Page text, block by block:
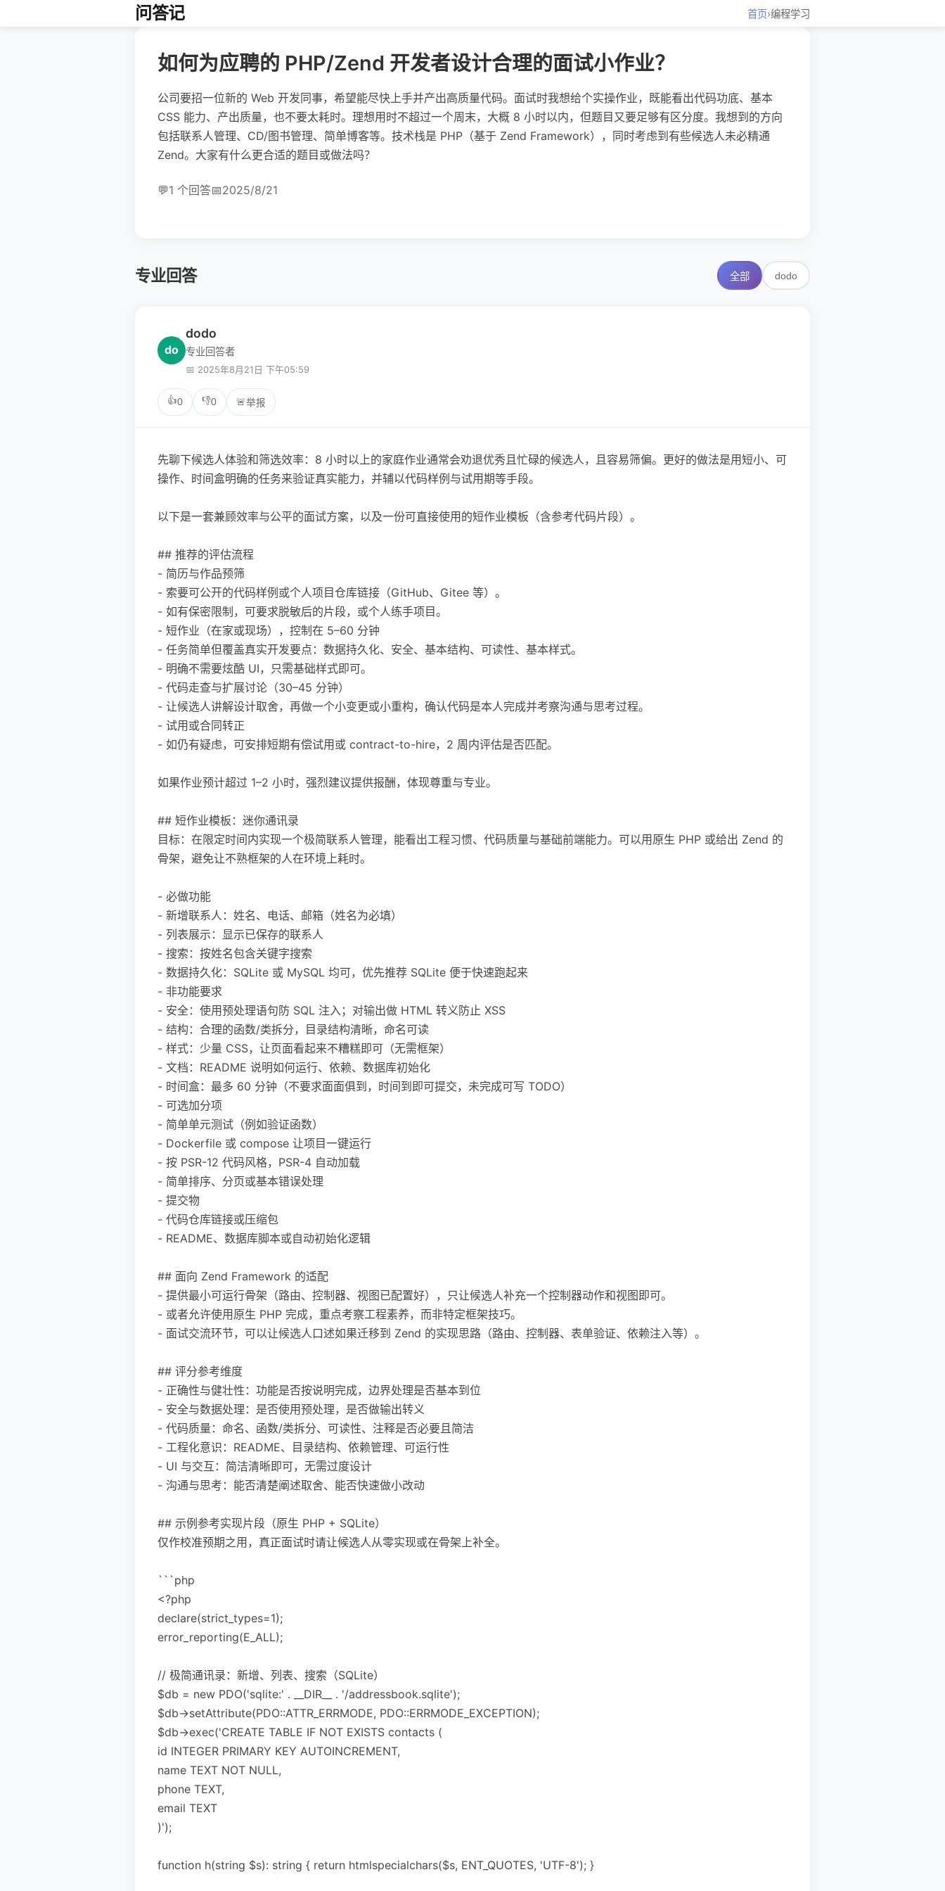
问答记 首页›编程学习
如何为应聘的 PHP/Zend 开发者设计合理的面试小作业？
公司要招一位新的 Web 开发同事，希望能尽快上手并产出高质量代码。面试时我想给个实操作业，既能看出代码功底、基本
CSS 能力、产出质量，也不要太耗时。理想用时不超过一个周末，大概 8 小时以内，但题目又要足够有区分度。我想到的方向
包括联系人管理、CD/图书管理、简单博客等。技术栈是 PHP（基于 Zend Framework），同时考虑到有些候选人未必精通
Zend。大家有什么更合适的题目或做法吗？
💬1 个回答📅2025/8/21
专业回答 全部 dodo
do
dodo
专业回答者
📅 2025年8月21日 下午05:59
👍0 👎0 🚨举报
先聊下候选人体验和筛选效率：8 小时以上的家庭作业通常会劝退优秀且忙碌的候选人，且容易筛偏。更好的做法是用短小、可
操作、时间盒明确的任务来验证真实能力，并辅以代码样例与试用期等手段。
以下是一套兼顾效率与公平的面试方案，以及一份可直接使用的短作业模板（含参考代码片段）。
## 推荐的评估流程
- 简历与作品预筛
- 索要可公开的代码样例或个人项目仓库链接（GitHub、Gitee 等）。
- 如有保密限制，可要求脱敏后的片段，或个人练手项目。
- 短作业（在家或现场），控制在 5–60 分钟
- 任务简单但覆盖真实开发要点：数据持久化、安全、基本结构、可读性、基本样式。
- 明确不需要炫酷 UI，只需基础样式即可。
- 代码走查与扩展讨论（30–45 分钟）
- 让候选人讲解设计取舍，再做一个小变更或小重构，确认代码是本人完成并考察沟通与思考过程。
- 试用或合同转正
- 如仍有疑虑，可安排短期有偿试用或 contract-to-hire，2 周内评估是否匹配。
如果作业预计超过 1–2 小时，强烈建议提供报酬，体现尊重与专业。
## 短作业模板：迷你通讯录
目标：在限定时间内实现一个极简联系人管理，能看出工程习惯、代码质量与基础前端能力。可以用原生 PHP 或给出 Zend 的
骨架，避免让不熟框架的人在环境上耗时。
- 必做功能
- 新增联系人：姓名、电话、邮箱（姓名为必填）
- 列表展示：显示已保存的联系人
- 搜索：按姓名包含关键字搜索
- 数据持久化：SQLite 或 MySQL 均可，优先推荐 SQLite 便于快速跑起来
- 非功能要求
- 安全：使用预处理语句防 SQL 注入；对输出做 HTML 转义防止 XSS
- 结构：合理的函数/类拆分，目录结构清晰，命名可读
- 样式：少量 CSS，让页面看起来不糟糕即可（无需框架）
- 文档：README 说明如何运行、依赖、数据库初始化
- 时间盒：最多 60 分钟（不要求面面俱到，时间到即可提交，未完成可写 TODO）
- 可选加分项
- 简单单元测试（例如验证函数）
- Dockerfile 或 compose 让项目一键运行
- 按 PSR-12 代码风格，PSR-4 自动加载
- 简单排序、分页或基本错误处理
- 提交物
- 代码仓库链接或压缩包
- README、数据库脚本或自动初始化逻辑
## 面向 Zend Framework 的适配
- 提供最小可运行骨架（路由、控制器、视图已配置好），只让候选人补充一个控制器动作和视图即可。
- 或者允许使用原生 PHP 完成，重点考察工程素养，而非特定框架技巧。
- 面试交流环节，可以让候选人口述如果迁移到 Zend 的实现思路（路由、控制器、表单验证、依赖注入等）。
## 评分参考维度
- 正确性与健壮性：功能是否按说明完成，边界处理是否基本到位
- 安全与数据处理：是否使用预处理，是否做输出转义
- 代码质量：命名、函数/类拆分、可读性、注释是否必要且简洁
- 工程化意识：README、目录结构、依赖管理、可运行性
- UI 与交互：简洁清晰即可，无需过度设计
- 沟通与思考：能否清楚阐述取舍、能否快速做小改动
## 示例参考实现片段（原生 PHP + SQLite）
仅作校准预期之用，真正面试时请让候选人从零实现或在骨架上补全。
```php
<?php
declare(strict_types=1);
error_reporting(E_ALL);
// 极简通讯录：新增、列表、搜索（SQLite）
$db = new PDO('sqlite:' . __DIR__ . '/addressbook.sqlite');
$db->setAttribute(PDO::ATTR_ERRMODE, PDO::ERRMODE_EXCEPTION);
$db->exec('CREATE TABLE IF NOT EXISTS contacts (
id INTEGER PRIMARY KEY AUTOINCREMENT,
name TEXT NOT NULL,
phone TEXT,
email TEXT
)');
function h(string $s): string { return htmlspecialchars($s, ENT_QUOTES, 'UTF-8'); }